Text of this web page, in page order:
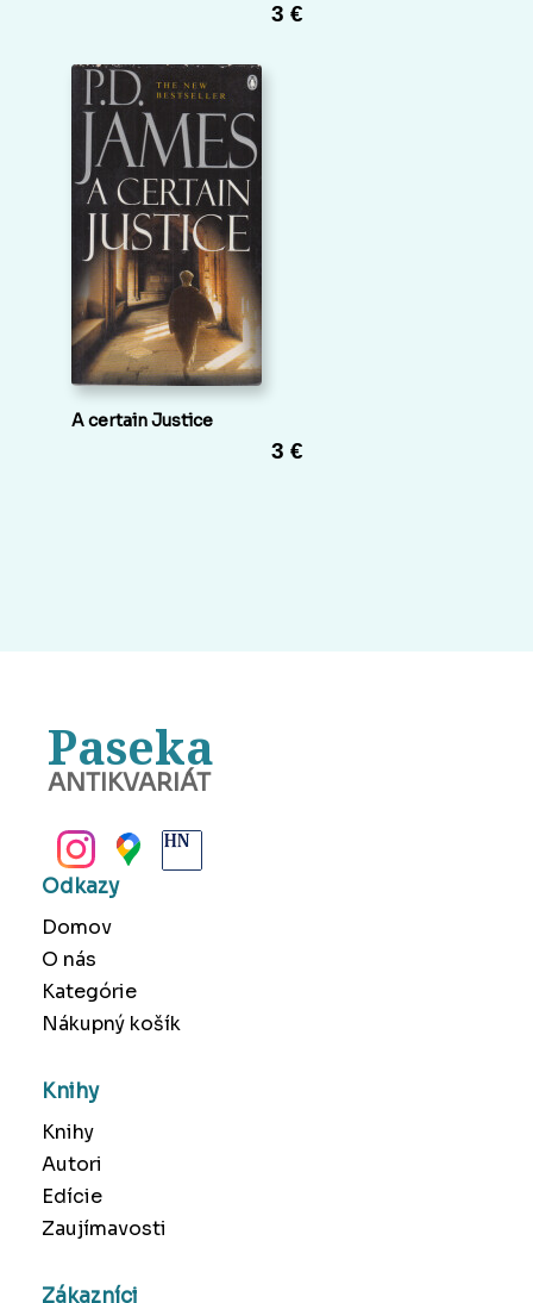
3 €
A certain Justice
3 €
Paseka
ANTIKVARIÁT
Odkazy
Domov
O nás
Kategórie
Nákupný košík
Knihy
Knihy
Autori
Edície
Zaujímavosti
Zákazníci